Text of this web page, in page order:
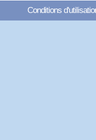
Conditions